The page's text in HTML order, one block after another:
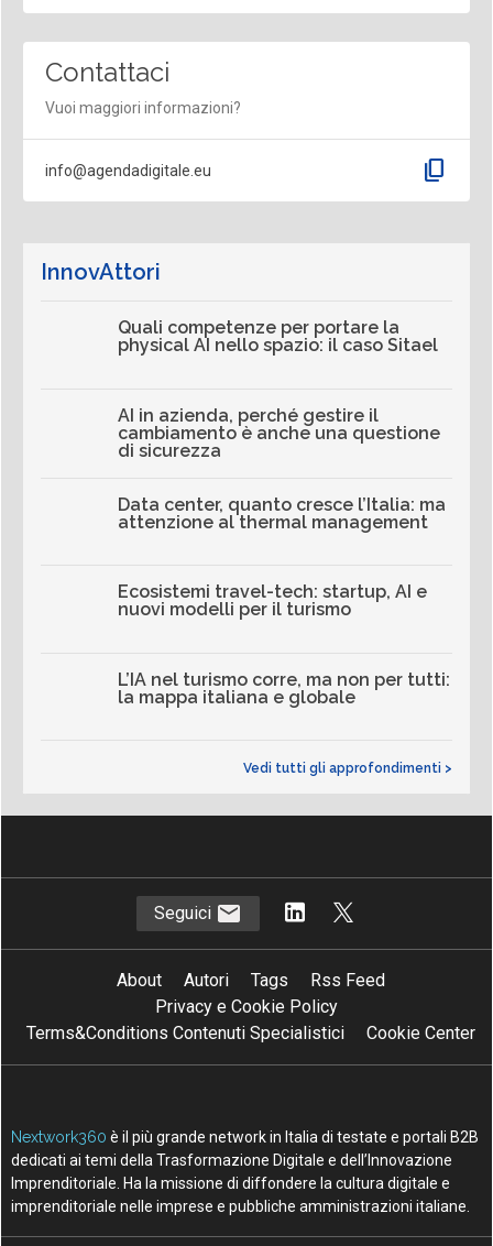
Contattaci
Vuoi maggiori informazioni?
info@agendadigitale.eu content_copy
InnovAttori
Quali competenze per portare la
physical AI nello spazio: il caso Sitael
AI in azienda, perché gestire il
cambiamento è anche una questione
di sicurezza
Data center, quanto cresce l’Italia: ma
attenzione al thermal management
Ecosistemi travel-tech: startup, AI e
nuovi modelli per il turismo
L’IA nel turismo corre, ma non per tutti:
la mappa italiana e globale
Vedi tutti gli approfondimenti >
Seguici
About Autori Tags
Rss Feed
Privacy e Cookie Policy
Terms&Conditions Contenuti Specialistici
Cookie Center
Nextwork360 è il più grande network in Italia di testate e portali B2B
dedicati ai temi della Trasformazione Digitale e dell’Innovazione
Imprenditoriale. Ha la missione di diffondere la cultura digitale e
imprenditoriale nelle imprese e pubbliche amministrazioni italiane.